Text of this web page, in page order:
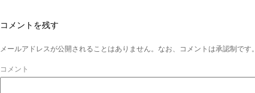
コメントを残す
メールアドレスが公開されることはありません。なお、コメントは承認制です。
コメント